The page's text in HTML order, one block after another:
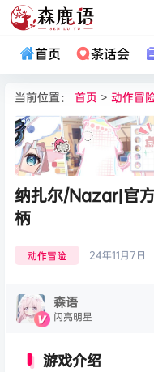
首页 茶话会
当前位置： 首页 > 动作冒
纳扎尔/Nazar|官
柄
动作冒险 24年11月7日
森语
闪亮明星
游戏介绍